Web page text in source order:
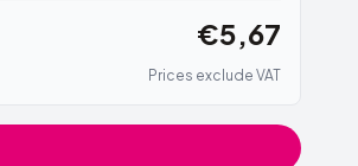
€5,67
Prices exclude VAT